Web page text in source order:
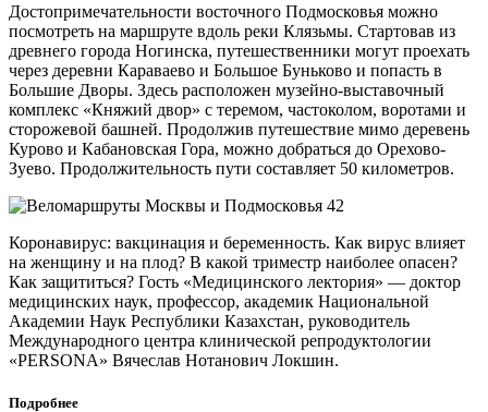
Достопримечательности восточного Подмосковья можно
посмотреть на маршруте вдоль реки Клязьмы. Стартовав из
древнего города Ногинска, путешественники могут проехать
через деревни Караваево и Большое Буньково и попасть в
Большие Дворы. Здесь расположен музейно-выставочный
комплекс «Княжий двор» с теремом, частоколом, воротами и
сторожевой башней. Продолжив путешествие мимо деревень
Курово и Кабановская Гора, можно добраться до Орехово-
Зуево. Продолжительность пути составляет 50 километров.
Коронавирус: вакцинация и беременность. Как вирус влияет
на женщину и на плод? В какой триместр наиболее опасен?
Как защититься? Гость «Медицинского лектория» — доктор
медицинских наук, профессор, академик Национальной
Академии Наук Республики Казахстан, руководитель
Международного центра клинической репродуктологии
«PERSONA» Вячеслав Нотанович Локшин.
Подробнее